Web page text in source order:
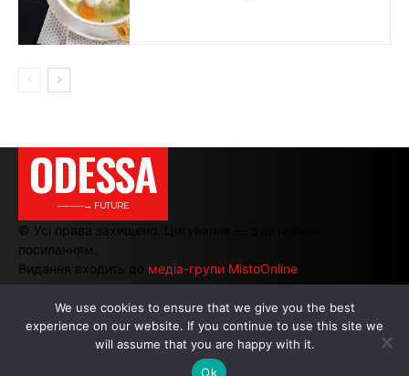
ODESSA
———→ FUTURE
© Усі права захищено. Цитування — з активним
посиланням.
Видання входить до медіа-групи MistoOnline
АВТОРИ | РЕКЛАМА НА САЙТІ
We use cookies to ensure that we give you the best
experience on our website. If you continue to use this site we
will assume that you are happy with it.
Ok